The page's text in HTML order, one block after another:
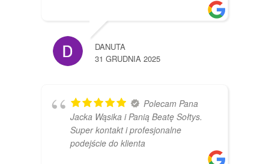
DANUTA
31 GRUDNIA 2025
Polecam Pana
Jacka Wąsika i Panią Beatę Sołtys.
Super kontakt i profesjonalne
podejście do klienta